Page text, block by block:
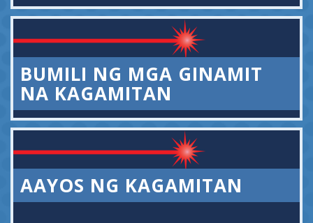
BUMILI NG MGA GINAMIT
NA KAGAMITAN
AAYOS NG KAGAMITAN